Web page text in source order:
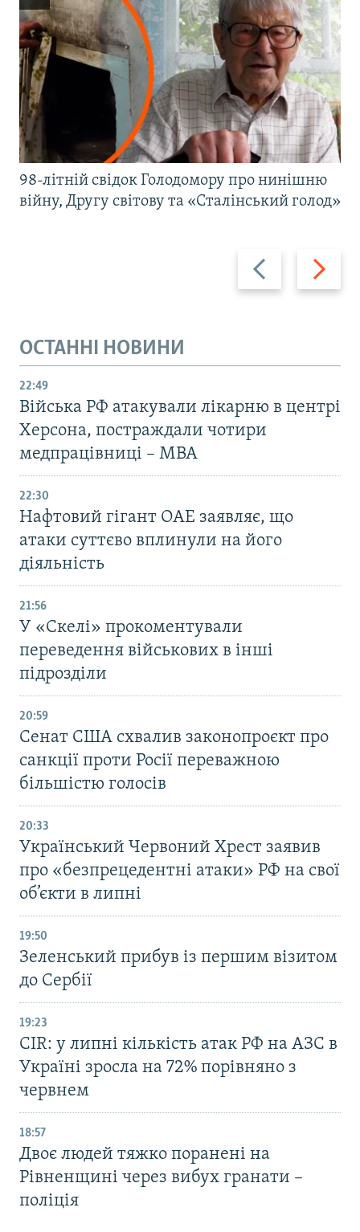
Назад Вперед
98-літній свідок Голодомору про нинішню
війну, Другу світову та «Сталінський голод»
ОСТАННІ НОВИНИ
22:49
Війська РФ атакували лікарню в центрі
Херсона, постраждали чотири
медпрацівниці – МВА
22:30
Нафтовий гігант ОАЕ заявляє, що
атаки суттєво вплинули на його
діяльність
21:56
У «Скелі» прокоментували
переведення військових в інші
підрозділи
20:59
Cенат США схвалив законопроєкт про
санкції проти Росії переважною
більшістю голосів
20:33
Український Червоний Хрест заявив
про «безпрецедентні атаки» РФ на свої
об’єкти в липні
19:50
Зеленський прибув із першим візитом
до Сербії
19:23
CIR: у липні кількість атак РФ на АЗС в
Україні зросла на 72% порівняно з
червнем
18:57
Двоє людей тяжко поранені на
Рівненщині через вибух гранати –
поліція